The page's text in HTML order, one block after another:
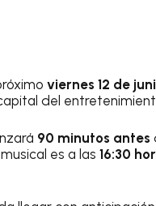
viernes 12 de
del
90 minutos antes
es a las 16:30